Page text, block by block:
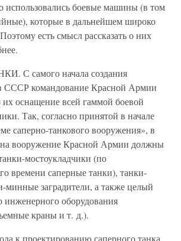
использовались боевые машины (в том
которые в дальнейшем широко
есть смысл рассказать о них
С самого начала создания
СССР командование Красной Армии
их оснащение всей гаммой боевой
Так, согласно принятой в начале
саперно-танкового вооружения», в
на вооружение Красной Армии должны
мостоукладчики (по
времени саперные танки), танки-
минные заградители, а также целый
инженерного оборудования
краны и т. д.).